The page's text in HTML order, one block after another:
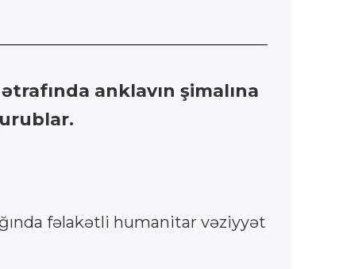
anklavın şimalına
fəlakətli humanitar vəziyyət